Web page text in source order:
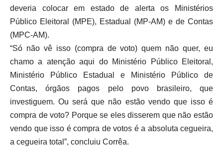
deveria colocar em estado de alerta os Ministérios
Público Eleitoral (MPE), Estadual (MP-AM) e de Contas
(MPC-AM).
“Só não vê isso (compra de voto) quem não quer, eu
chamo a atenção aqui do Ministério Público Eleitoral,
Ministério Público Estadual e Ministério Público de
Contas, órgãos pagos pelo povo brasileiro, que
investiguem. Ou será que não estão vendo que isso é
compra de voto? Porque se eles disserem que não estão
vendo que isso é compra de votos é a absoluta cegueira,
a cegueira total”, concluiu Corrêa.